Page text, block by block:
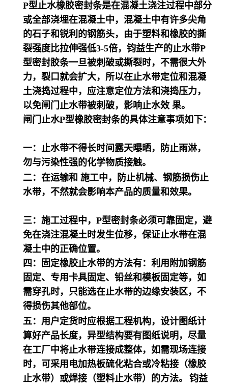
P型止水橡胶密封条是在混凝土浇注过程中部分
或全部浇埋在混凝土中，混凝土中有许多尖角
的石子和锐利的钢筋头，由于塑料和橡胶的撕
裂强度比拉伸强低3-5倍，钧益生产的止水带P
型密封胶条一旦被刺破或撕裂时，不需很大外
力，裂口就会扩大，所以在止水带定位和混凝
土浇捣过程中，应注意定位方法和浇捣压力，
以免闸门止水带被刺破，影响止水效 果。
闸门止水P型橡胶密封条的具体注意事项如下：
一：止水带不得长时间露天曝晒，防止雨淋，
勿与污染性强的化学物质接触。
二：在运输和 施工中，防止机械、钢筋损伤止
水带，不然就会影响本产品的质量和效果。
三：施工过程中， P型密封条必须可靠固定，避
免在浇注混凝土时发生位移，保证止水带在混
凝土中的正确位置。
四：固定橡胶止水带的方法有：利用附加钢筋
固定、专用卡具固定、铅丝和模板固定等，如
需穿孔时，只能选在止水带的边缘安装区，不
得损伤其他部位。
五：用户定货时应根据工程机构，设计图纸计
算好产品长度，异型结构要有图纸说明，尽量
在工厂中将止水带连接成整体，如需现场连接
时，可采用电加热板硫化粘合或冷粘接（橡胶
止水带）或焊接（塑料止水带）的方法。
钧益